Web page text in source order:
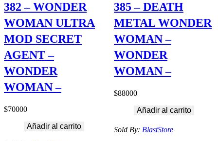
382 – WONDER
WOMAN ULTRA
MOD SECRET
AGENT –
WONDER
WOMAN –
$70000
Añadir al carrito
385 – DEATH
METAL WONDER
WOMAN –
WONDER
WOMAN –
$88000
Añadir al carrito
Sold By: BlastStore